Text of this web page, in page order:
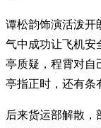
谭松韵饰演活泼开
气中成功让飞机安
亭质疑，程霄对自
亭指正时，还有条
后来货运部解散，